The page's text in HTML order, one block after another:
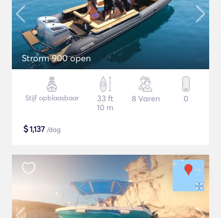
Strorm 900 open
Stijf opblaasbaar
33 ft
10 m
8 Varen 0
$1,137 /dag